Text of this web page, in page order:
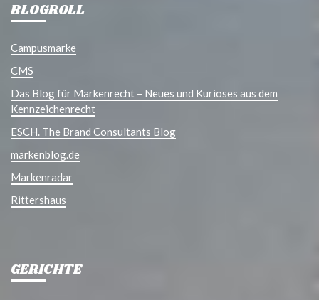
BLOGROLL
Campusmarke
CMS
Das Blog für Markenrecht – Neues und Kurioses aus dem
Kennzeichenrecht
ESCH. The Brand Consultants Blog
markenblog.de
Markenradar
Rittershaus
GERICHTE